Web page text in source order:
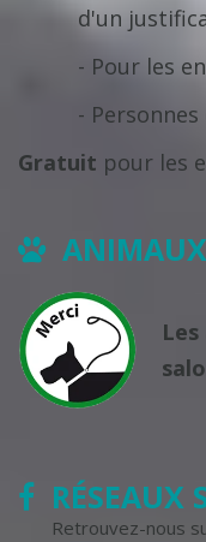
d'un
- Pour les
-
Gratuit pour les
ANIMAUX
RÉSEAUX
Retrouvez-nous